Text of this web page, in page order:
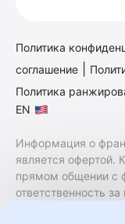
Политика
соглашение
Политика
EN
Информация о
является офертой.
прямом общении с
ответственность